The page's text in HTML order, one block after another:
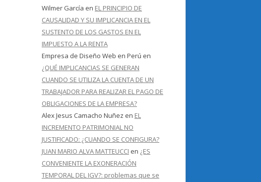
Wilmer García en EL PRINCIPIO DE
CAUSALIDAD Y SU IMPLICANCIA EN EL
SUSTENTO DE LOS GASTOS EN EL
IMPUESTO A LA RENTA
Empresa de Diseño Web en Perú en
¿QUÉ IMPLICANCIAS SE GENERAN
CUANDO SE UTILIZA LA CUENTA DE UN
TRABAJADOR PARA REALIZAR EL PAGO DE
OBLIGACIONES DE LA EMPRESA?
Alex Jesus Camacho Nuñez en EL
INCREMENTO PATRIMONIAL NO
JUSTIFICADO: ¿CUANDO SE CONFIGURA?
JUAN MARIO ALVA MATTEUCCI en ¿ES
CONVENIENTE LA EXONERACIÓN
TEMPORAL DEL IGV?: problemas que se